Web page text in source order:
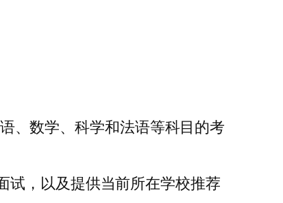
、数学、科学和法语等科目的考
试，以及提供当前所在学校推荐